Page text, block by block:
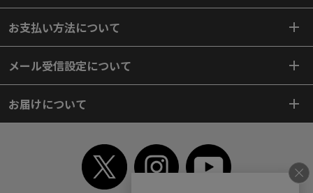
お支払い方法について
メール受信設定について
お届けについて